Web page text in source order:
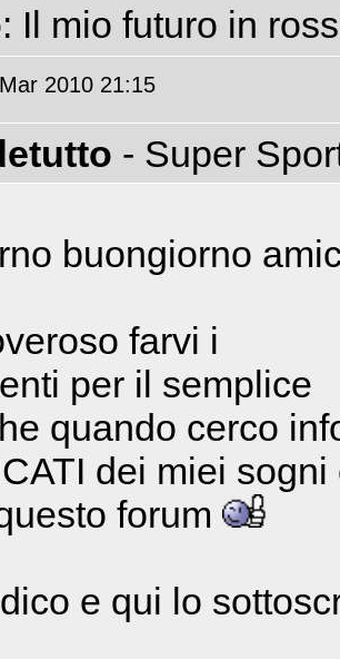
: Il mio futuro in
2010 21:15
- Super
buongiorno
farvi i
per il semplice
quando cerco
dei miei sogni
forum
e qui lo